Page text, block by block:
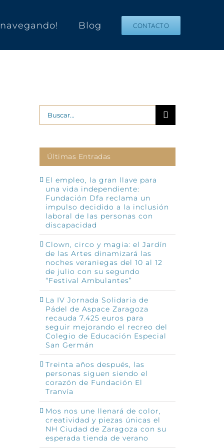
navegando! Blog CONTACTO
Buscar:
Últimas Entradas
El empleo, la gran llave para
una vida independiente:
Fundación Dfa reclama un
impulso decidido a la inclusión
laboral de las personas con
discapacidad
Clown, circo y magia: el Jardín
de las Artes dinamizará las
noches veraniegas del 10 al 12
de julio con su segundo
“Festival Ambulantes”
La IV Jornada Solidaria de
Pádel de Aspace Zaragoza
recauda 7.425 euros para
seguir mejorando el recreo del
Colegio de Educación Especial
San Germán
Treinta años después, las
personas siguen siendo el
corazón de Fundación El
Tranvía
Mos nos une llenará de color,
creatividad y piezas únicas el
NH Ciudad de Zaragoza con su
esperada tienda de verano